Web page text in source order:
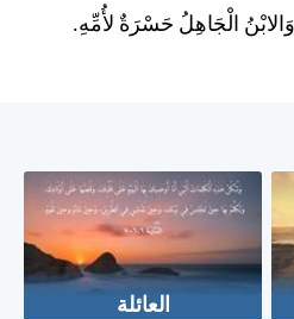
الْجَاهِلُ حَسْرَةٌ لأُمِّهِ.
العائلة